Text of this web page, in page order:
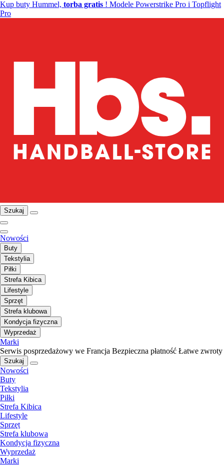
Kup buty Hummel, torba gratis ! Modele Powerstrike Pro i Topflight
Pro
Szukaj
Nowości
Buty
Tekstylia
Piłki
Strefa Kibica
Lifestyle
Sprzęt
Strefa klubowa
Kondycja fizyczna
Wyprzedaż
Marki
Serwis posprzedażowy we Francja Bezpieczna płatność Łatwe zwroty
Szukaj
Nowości
Buty
Tekstylia
Piłki
Strefa Kibica
Lifestyle
Sprzęt
Strefa klubowa
Kondycja fizyczna
Wyprzedaż
Marki